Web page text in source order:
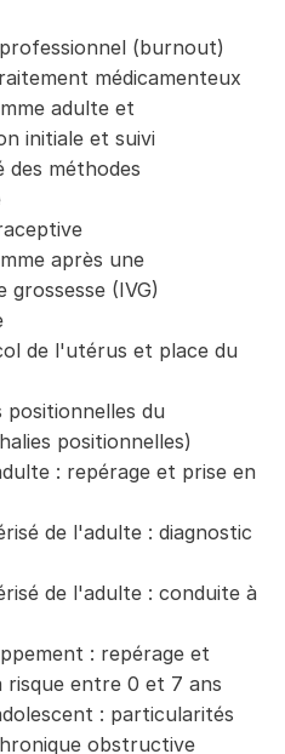
(burnout)
médicamenteux
adulte et
initiale et suivi
méthodes
après une
(IVG)
de l'utérus et place du
du
positionnelles)
: repérage et prise en
de l'adulte : diagnostic
de l'adulte : conduite à
: repérage et
entre 0 et 7 ans
: particularités
obstructive